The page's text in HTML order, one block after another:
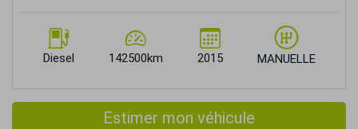
Diesel 142500km 2015 MANUELLE
Estimer mon véhicule